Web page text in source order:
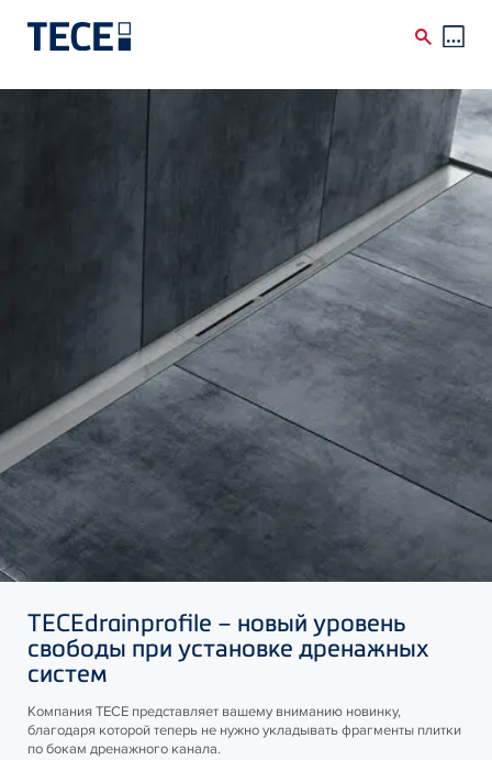
Skip to main content
TECEdrainprofile – новый уровень
свободы при установке дренажных
систем
Компания ТЕСЕ представляет вашему вниманию новинку,
благодаря которой теперь не нужно укладывать фрагменты плитки
по бокам дренажного канала.